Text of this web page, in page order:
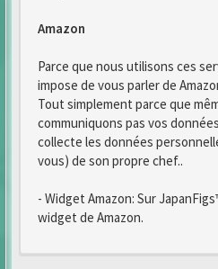
Amazon
Parce que nous utilisons ces
impose de vous parler de
Tout simplement parce que
communiquons pas vos
collecte les données
vous) de son propre chef..
- Widget Amazon: Sur
widget de Amazon.